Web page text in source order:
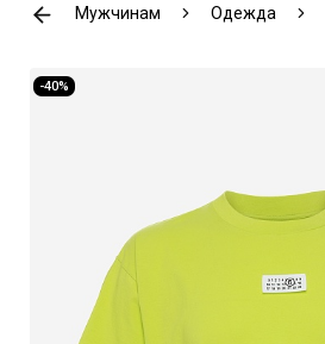
Мужчинам Одежда
-40%